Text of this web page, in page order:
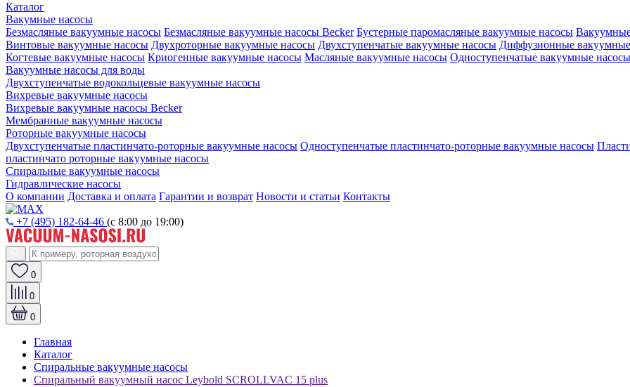
Каталог
Вакумные насосы
Безмасляные вакуумные насосы Безмасляные вакуумные насосы Becker Бустерные паромасляные вакуумные насосы
Винтовые вакуумные насосы Двухроторные вакуумные насосы Двухступенчатые вакуумные насосы Диффузионные
Когтевые вакуумные насосы Криогенные вакуумные насосы Масляные вакуумные насосы Одноступенчатые вакуумные насосы
Вакуумные насосы для воды
Двухступенчатые водокольцевые вакуумные насосы
Вихревые вакуумные насосы
Вихревые вакуумные насосы Becker
Мембранные вакуумные насосы
Роторные вакуумные насосы
Двухступенчатые пластинчато-роторные вакуумные насосы Одноступенчатые пластинчато-роторные вакуумные насосы
пластинчато роторные вакуумные насосы
Спиральные вакуумные насосы
Гидравлические насосы
О компании Доставка и оплата Гарантии и возврат Новости и статьи Контакты
+7 (495) 182-64-46 (с 8:00 до 19:00)
0
0
0
Главная
Каталог
Спиральные вакуумные насосы
Спиральный вакуумный насос Leybold SCROLLVAC 15 plus